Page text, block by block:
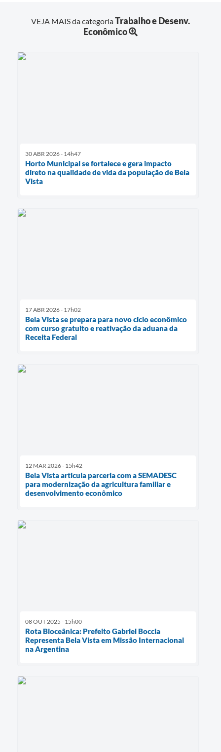
VEJA MAIS da categoriaTrabalho e Desenv.
Econômico
30 ABR 2026 - 14h47
Horto Municipal se fortalece e gera impacto
direto na qualidade de vida da população de Bela
Vista
17 ABR 2026 - 17h02
Bela Vista se prepara para novo ciclo econômico
com curso gratuito e reativação da aduana da
Receita Federal
12 MAR 2026 - 15h42
Bela Vista articula parceria com a SEMADESC
para modernização da agricultura familiar e
desenvolvimento econômico
08 OUT 2025 - 15h00
Rota Bioceânica: Prefeito Gabriel Boccia
Representa Bela Vista em Missão Internacional
na Argentina